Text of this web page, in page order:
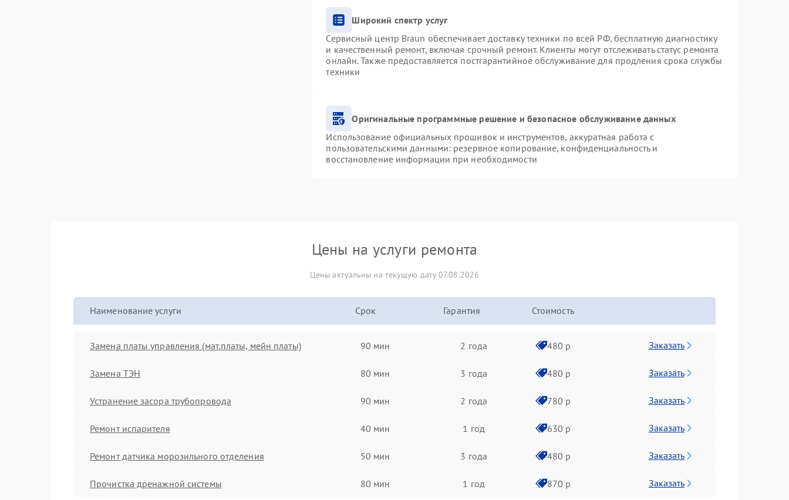
Широкий спектр услуг
Сервисный центр Braun обеспечивает доставку техники по всей РФ, бесплатную диагностику
и качественный ремонт, включая срочный ремонт. Клиенты могут отслеживать статус ремонта
онлайн. Также предоставляется постгарантийное обслуживание для продления срока службы
техники
Оригинальные программные решение и безопасное обслуживание данных
Использование официальных прошивок и инструментов, аккуратная работа с
пользовательскими данными: резервное копирование, конфиденциальность и
восстановление информации при необходимости
Цены на услуги ремонта
Цены актуальны на текущую дату 07.08.2026
Наименование услуги Срок Гарантия Стоимость
Замена платы управления (мат.платы, мейн платы) 90 мин 2 года 480 р Заказать
Замена ТЭН 80 мин 3 года 480 р Заказать
Устранение засора трубопровода 90 мин 2 года 780 р Заказать
Ремонт испарителя 40 мин 1 год 630 р Заказать
Ремонт датчика морозильного отделения 50 мин 3 года 480 р Заказать
Прочистка дренажной системы 80 мин 1 год 870 р Заказать